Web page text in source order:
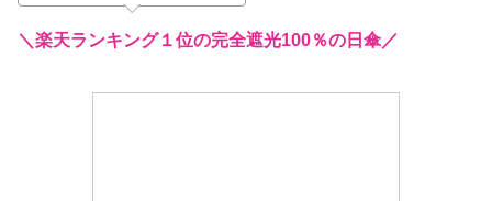
＼楽天ランキング１位の完全遮光100％の日傘／